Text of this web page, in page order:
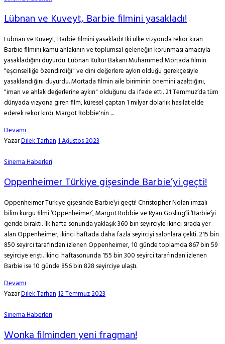
Lübnan ve Kuveyt, Barbie filmini yasakladı!
Lübnan ve Kuveyt, Barbie filmini yasakladı! İki ülke vizyonda rekor kıran
Barbie filmini kamu ahlakının ve toplumsal geleneğin korunması amacıyla
yasakladığını duyurdu. Lübnan Kültür Bakanı Muhammed Mortada filmin
"eşcinselliğe özendirdiği" ve dini değerlere aykırı olduğu gerekçesiyle
yasaklandığını duyurdu. Mortada filmin aile biriminin önemini azalttığını,
"iman ve ahlak değerlerine aykırı" olduğunu da ifade etti. 21 Temmuz’da tüm
dünyada vizyona giren film, küresel çaptan 1 milyar dolarlık hasılat elde
ederek rekor kırdı. Margot Robbie'nin ...
Devamı
YazarDilek Tarhan1 Ağustos 2023
Sinema Haberleri
Oppenheimer Türkiye gişesinde Barbie’yi geçti!
Oppenheimer Türkiye gişesinde Barbie’yi geçti! Christopher Nolan imzalı
bilim kurgu filmi ‘Oppenheimer’, Margot Robbie ve Ryan Gosling’li ‘Barbie’yi
geride bıraktı. İlk hafta sonunda yaklaşık 360 bin seyirciyle ikinci sırada yer
alan Oppenheimer, ikinci haftada daha fazla seyirciyi salonlara çekti. 215 bin
850 seyirci tarafından izlenen Oppenheimer, 10 günde toplamda 867 bin 59
seyirciye erişti. İkinci haftasonunda 155 bin 300 seyirci tarafından izlenen
Barbie ise 10 günde 856 bin 828 seyirciye ulaştı.
Devamı
YazarDilek Tarhan12 Temmuz 2023
Sinema Haberleri
Wonka filminden yeni fragman!